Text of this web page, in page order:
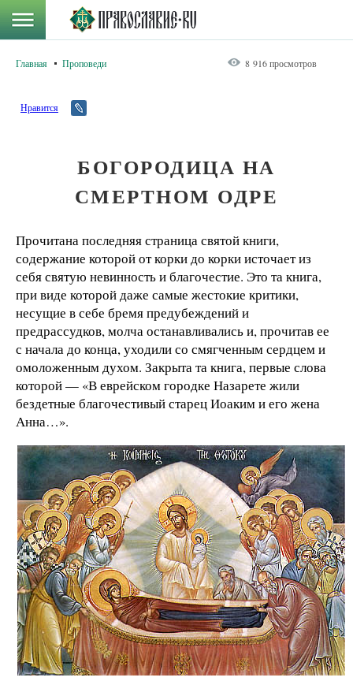
Главная Проповеди 8 916 просмотров
Нравится
БОГОРОДИЦА НА
СМЕРТНОМ ОДРЕ
Прочитана последняя страница святой книги,
содержание которой от корки до корки источает из
себя святую невинность и благочестие. Это та книга,
при виде которой даже самые жестокие критики,
несущие в себе бремя предубеждений и
предрассудков, молча останавливались и, прочитав ее
с начала до конца, уходили со смягченным сердцем и
омоложенным духом. Закрыта та книга, первые слова
которой — «В еврейском городке Назарете жили
бездетные благочестивый старец Иоаким и его жена
Анна…».